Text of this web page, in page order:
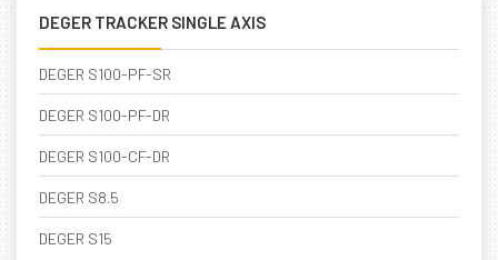
DEGER TRACKER SINGLE AXIS
DEGER S100-PF-SR
DEGER S100-PF-DR
DEGER S100-CF-DR
DEGER S8.5
DEGER S15